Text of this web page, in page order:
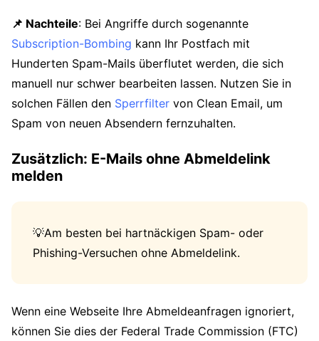
📌 Nachteile: Bei Angriffe durch sogenannte
Subscription-Bombing kann Ihr Postfach mit
Hunderten Spam-Mails überflutet werden, die sich
manuell nur schwer bearbeiten lassen. Nutzen Sie in
solchen Fällen den Sperrfilter von Clean Email, um
Spam von neuen Absendern fernzuhalten.
Zusätzlich: E-Mails ohne Abmeldelink
melden
💡Am besten bei hartnäckigen Spam- oder
Phishing-Versuchen ohne Abmeldelink.
Wenn eine Webseite Ihre Abmeldeanfragen ignoriert,
können Sie dies der Federal Trade Commission (FTC)